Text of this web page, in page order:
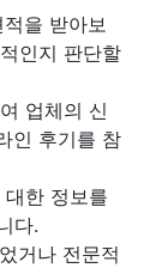
을 받아보
인지 판단할
업체의 신
인 후기를 참
한 정보를
다.
거나 전문적